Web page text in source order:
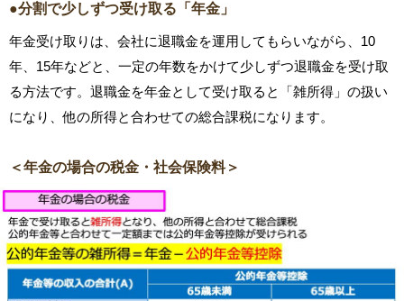
●分割で少しずつ受け取る「年金」
年金受け取りは、会社に退職金を運用してもらいながら、10
年、15年などと、一定の年数をかけて少しずつ退職金を受け取
る方法です。退職金を年金として受け取ると「雑所得」の扱い
になり、他の所得と合わせての総合課税になります。
＜年金の場合の税金・社会保険料＞